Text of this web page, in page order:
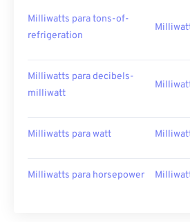
Milliwatts para tons-of-
refrigeration
Milliwatts para decibels-
milliwatt
Milliwatts para watt
Milliwatts para horsepower